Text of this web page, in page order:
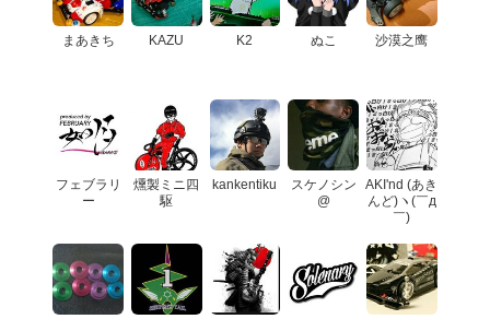
まあきち KAZU K2 ぬこ 沙漠之鹰
フェブラリ
ー
燻製ミニ四
駆
kankentiku
スケノシン
@
AKI'nd (あき
んど)ヽ(￣д
￣)